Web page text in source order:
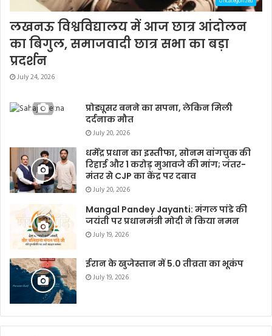
लखनऊ विश्वविद्यालय में आज छात्र आंदोलन
का बिगुल, समाजवादी छात्र सभा का बड़ा
प्रदर्शन
July 24, 2026
प्रोड्यूसर बनने का सपना, लेकिन मिली
दर्दनाक मौत
July 20, 2026
धर्मेंद्र प्रधान का इस्तीफा, सोनम वांगचुक की
रिहाई और 1 करोड़ मुआवजे की मांग; जंतर-
मंतर से CJP का केंद्र पर दबाव
July 20, 2026
Mangal Pandey Jayanti: मंगल पांडे की
जयंती पर प्रधानमंत्री मोदी ने किया नमन
July 19, 2026
ईरान के खुजेस्तान में 5.0 तीव्रता का भूकंप
July 19, 2026